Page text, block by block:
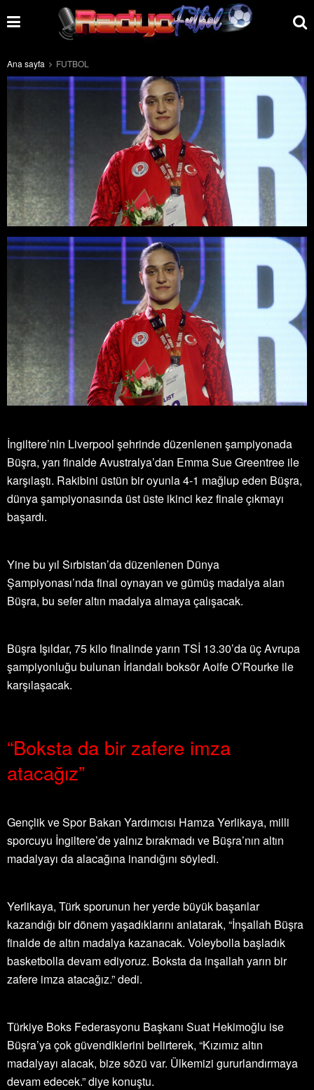
Ana sayfa FUTBOL
İngiltere’nin Liverpool şehrinde düzenlenen şampiyonada
Büşra, yarı finalde Avustralya’dan Emma Sue Greentree ile
karşılaştı. Rakibini üstün bir oyunla 4-1 mağlup eden Büşra,
dünya şampiyonasında üst üste ikinci kez finale çıkmayı
başardı.
Yine bu yıl Sırbistan’da düzenlenen Dünya
Şampiyonası’nda final oynayan ve gümüş madalya alan
Büşra, bu sefer altın madalya almaya çalışacak.
Büşra Işıldar, 75 kilo finalinde yarın TSİ 13.30’da üç Avrupa
şampiyonluğu bulunan İrlandalı boksör Aoife O’Rourke ile
karşılaşacak.
“Boksta da bir zafere imza
atacağız”
Gençlik ve Spor Bakan Yardımcısı Hamza Yerlikaya, milli
sporcuyu İngiltere’de yalnız bırakmadı ve Büşra’nın altın
madalyayı da alacağına inandığını söyledi.
Yerlikaya, Türk sporunun her yerde büyük başarılar
kazandığı bir dönem yaşadıklarını anlatarak, “İnşallah Büşra
finalde de altın madalya kazanacak. Voleybolla başladık
basketbolla devam ediyoruz. Boksta da inşallah yarın bir
zafere imza atacağız.” dedi.
Türkiye Boks Federasyonu Başkanı Suat Hekimoğlu ise
Büşra’ya çok güvendiklerini belirterek, “Kızımız altın
madalyayı alacak, bize sözü var. Ülkemizi gururlandırmaya
devam edecek.” diye konuştu.